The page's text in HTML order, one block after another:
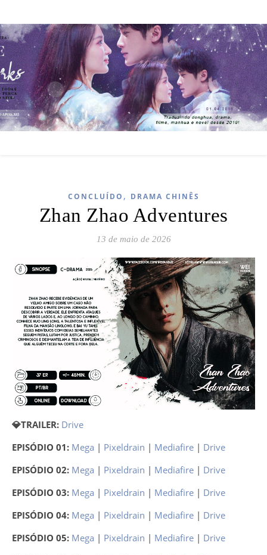
CONCLUÍDO , DRAMA CHINÊS
Zhan Zhao Adventures
13 de maio de 2026
💎TRAILER: Drive
EPISÓDIO 01: Mega | Pixeldrain | Mediafire | Drive
EPISÓDIO 02: Mega | Pixeldrain | Mediafire | Drive
EPISÓDIO 03: Mega | Pixeldrain | Mediafire | Drive
EPISÓDIO 04: Mega | Pixeldrain | Mediafire | Drive
EPISÓDIO 05: Mega | Pixeldrain | Mediafire | Drive